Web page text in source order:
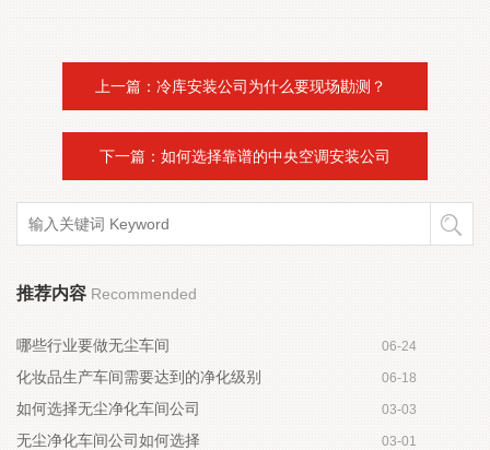
上一篇：冷库安装公司为什么要现场勘测？  
 下一篇：如何选择靠谱的中央空调安装公司 
推荐内容 Recommended
哪些行业要做无尘车间 06-24
化妆品生产车间需要达到的净化级别 06-18
如何选择无尘净化车间公司 03-03
无尘净化车间公司如何选择 03-01